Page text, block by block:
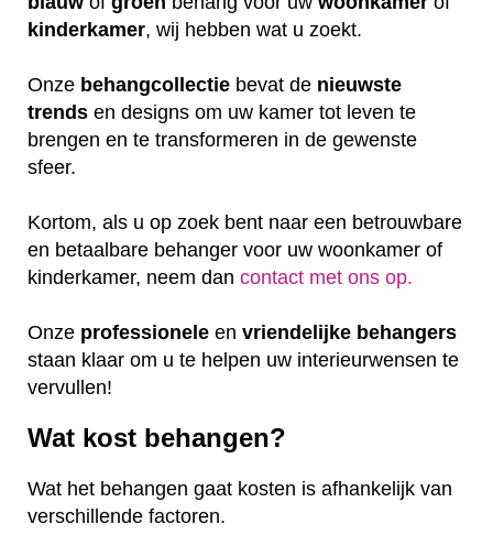
kinderkamer, wij hebben wat u zoekt.
Onze behangcollectie bevat de nieuwste
trends en designs om uw kamer tot leven te
brengen en te transformeren in de gewenste
sfeer.
Kortom, als u op zoek bent naar een betrouwbare
en betaalbare behanger voor uw woonkamer of
kinderkamer, neem dan contact met ons op.
Onze professionele en vriendelijke behangers
staan klaar om u te helpen uw interieurwensen te
vervullen!
Wat kost behangen?
Wat het behangen gaat kosten is afhankelijk van
verschillende factoren.